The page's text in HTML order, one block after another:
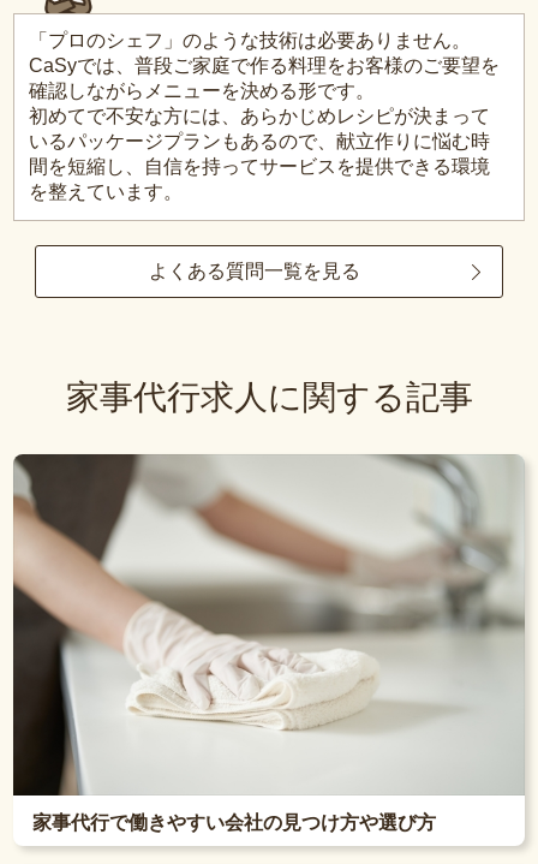
「プロのシェフ」のような技術は必要ありません。
CaSyでは、普段ご家庭で作る料理をお客様のご要望を
確認しながらメニューを決める形です。
初めてで不安な方には、あらかじめレシピが決まって
いるパッケージプランもあるので、献立作りに悩む時
間を短縮し、自信を持ってサービスを提供できる環境
を整えています。
よくある質問一覧を見る
家事代行求人に関する記事
家事代行で働きやすい会社の見つけ方や選び方